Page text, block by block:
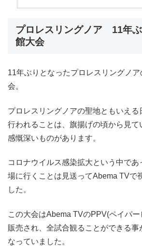
プロレスリングノア 11年
館大会
11年ぶりとなったプロレスリングノ
会。
プロレスリングノアの聖地ともいえ
行われることは、旗揚げの頃から見て
感慨深いものがあります。
コロナウイルス感染拡大という中で
場に行くことは見送ってAbema TVで
した。
この大会はAbema TVのPPV(ペイパ
販売され、全試合観ることができる事
なっていました。